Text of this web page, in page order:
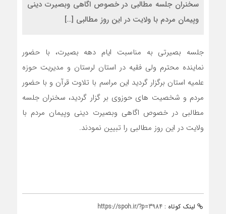
سخنران جلسه مطالبی در خصوص اگاهی وبصیرت دینی
وپیمان مردم با ولایت در این روز مطالبی […]
جلسه بصیرتی به مناسبت ایام دهه بصیرت، با حضور
نماینده محترم ولی فقیه در استان لرستان و مدیریت حوزه
علمیه استان برگزار گردید این مراسم با تلاوت قرآن و با حضور
مردم و شخصیت های حوزوی بر گزار گردید، سخنران جلسه
مطالبی در خصوص اگاهی وبصیرت دینی وپیمان مردم با
ولایت در این روز مطالبی را تبیین نمودند.
لینک کوتاه : https://spoh.ir/?p=3984